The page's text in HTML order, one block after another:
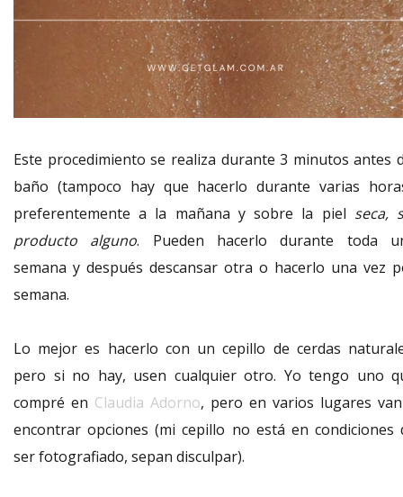
Este procedimiento se realiza durante 3 minutos antes
baño (tampoco hay que hacerlo durante varias
preferentemente a la mañana y sobre la piel seca,
producto alguno. Pueden hacerlo durante toda
semana y después descansar otra o hacerlo una vez
semana.
Lo mejor es hacerlo con un cepillo de cerdas
pero si no hay, usen cualquier otro. Yo tengo uno
compré en Claudia Adorno, pero en varios lugares
encontrar opciones (mi cepillo no está en condiciones
ser fotografiado, sepan disculpar).